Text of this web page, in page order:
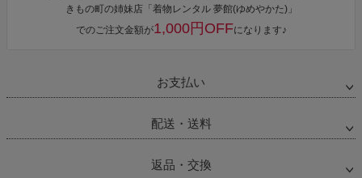
きもの町の姉妹店「着物レンタル 夢館(ゆめやかた)」
でのご注文金額が1,000円OFFになります♪
お支払い
配送・送料
返品・交換